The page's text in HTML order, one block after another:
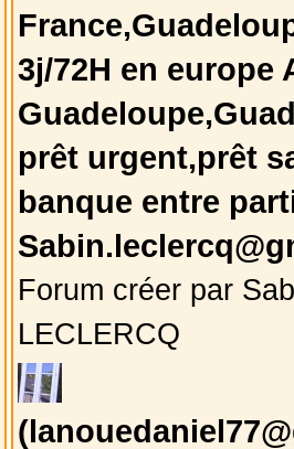
3j/72H en europe
prêt urgent,prêt
banque entre
Forum créer par
LECLERCQ